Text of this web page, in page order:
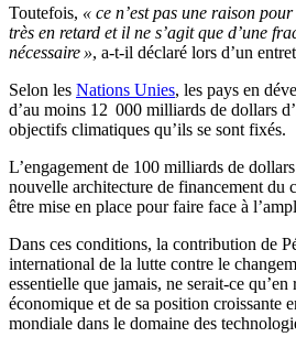
Toutefois, « ce n’est pas une raison
très en retard et il ne s’agit que d’une
nécessaire », a-t-il déclaré lors d’un
Selon les Nations Unies, les pays en
d’au moins 12 000 milliards de dollars
objectifs climatiques qu’ils se sont fixés.
L’engagement de 100 milliards de
nouvelle architecture de financement du
être mise en place pour faire face à
Dans ces conditions, la contribution de
international de la lutte contre le
essentielle que jamais, ne serait-ce
économique et de sa position croissante
mondiale dans le domaine des